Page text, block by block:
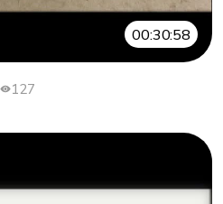
00:30:58
127